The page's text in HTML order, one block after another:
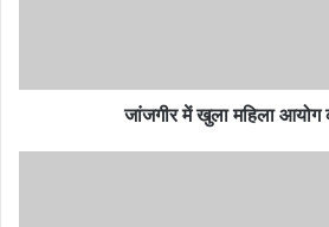
जांजगीर में खुला महिला आयोग